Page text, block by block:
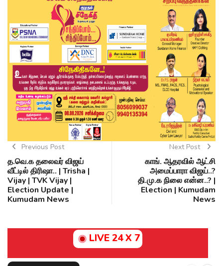
Previous Post
த.வெ.க தலைவர் விஜய்
வீட்டில் திரிஷா.. | Trisha |
Vijay | TVK Vijay |
Election Update |
Kumudam News
Next Post
காங். ஆதரவில் ஆட்சி
அமைப்பாரா விஜய்..?
தி.மு.க நிலை என்ன..? |
Election | Kumudam
News
LIVE 24 X 7